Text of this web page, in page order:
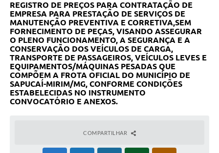
REGISTRO DE PREÇOS PARA CONTRATAÇÃO DE
EMPRESA PARA PRESTAÇÃO DE SERVIÇOS DE
MANUTENÇÃO PREVENTIVA E CORRETIVA,SEM
FORNECIMENTO DE PEÇAS, VISANDO ASSEGURAR
O PLENO FUNCIONAMENTO, A SEGURANÇA E A
CONSERVAÇÃO DOS VEÍCULOS DE CARGA,
TRANSPORTE DE PASSAGEIROS, VEÍCULOS LEVES E
EQUIPAMENTOS/MÁQUINAS PESADAS QUE
COMPÕEM A FROTA OFICIAL DO MUNICÍPIO DE
SAPUCAÍ-MIRIM/MG, CONFORME CONDIÇÕES
ESTABELECIDAS NO INSTRUMENTO
CONVOCATÓRIO E ANEXOS.
COMPARTILHAR